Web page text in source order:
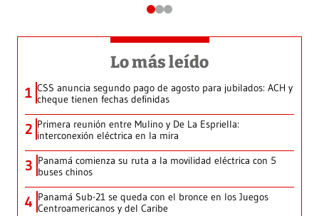
Lo más leído
1 CSS anuncia segundo pago de agosto para jubilados: ACH y
cheque tienen fechas definidas
2 Primera reunión entre Mulino y De La Espriella:
interconexión eléctrica en la mira
3 Panamá comienza su ruta a la movilidad eléctrica con 5
buses chinos
4 Panamá Sub-21 se queda con el bronce en los Juegos
Centroamericanos y del Caribe